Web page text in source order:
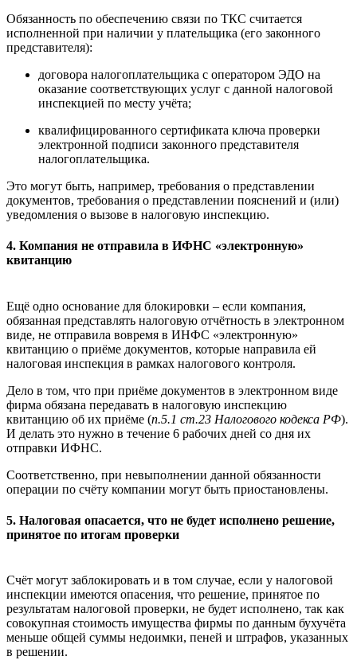
Обязанность по обеспечению связи по ТКС считается
исполненной при наличии у плательщика (его законного
представителя):
договора налогоплательщика с оператором ЭДО на
оказание соответствующих услуг с данной налоговой
инспекцией по месту учёта;
квалифицированного сертификата ключа проверки
электронной подписи законного представителя
налогоплательщика.
Это могут быть, например, требования о представлении
документов, требования о представлении пояснений и (или)
уведомления о вызове в налоговую инспекцию.
4. Компания не отправила в ИФНС «электронную»
квитанцию
Ещё одно основание для блокировки – если компания,
обязанная представлять налоговую отчётность в электронном
виде, не отправила вовремя в ИНФС «электронную»
квитанцию о приёме документов, которые направила ей
налоговая инспекция в рамках налогового контроля.
Дело в том, что при приёме документов в электронном виде
фирма обязана передавать в налоговую инспекцию
квитанцию об их приёме (п.5.1 ст.23 Налогового кодекса РФ).
И делать это нужно в течение 6 рабочих дней со дня их
отправки ИФНС.
Соответственно, при невыполнении данной обязанности
операции по счёту компании могут быть приостановлены.
5. Налоговая опасается, что не будет исполнено решение,
принятое по итогам проверки
Счёт могут заблокировать и в том случае, если у налоговой
инспекции имеются опасения, что решение, принятое по
результатам налоговой проверки, не будет исполнено, так как
совокупная стоимость имущества фирмы по данным бухучёта
меньше общей суммы недоимки, пеней и штрафов, указанных
в решении.